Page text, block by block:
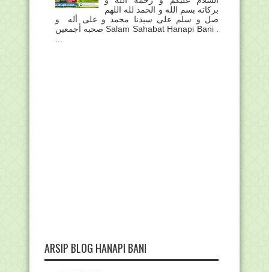
بركاته بسم الله و الحمد لله اللهم
صل و سلم على سيدنا محمد و على أله و
صحبه أجمعين Salam Sahabat Hanapi Bani .
ARSIP BLOG HANAPI BANI